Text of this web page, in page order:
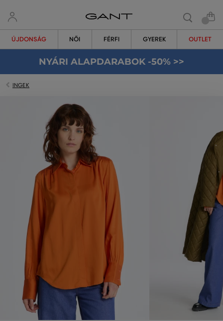
ÚJDONSÁG NŐI FÉRFI GYEREK OUTLET
NYÁRI ALAPDARABOK -50% >>
INGEK